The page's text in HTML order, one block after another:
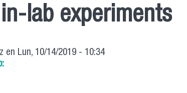
lab experiments
en Lun, 10/14/2019 - 10:34